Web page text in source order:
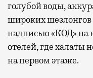
голубой воды,
широких шезлонгов
надписью «КОД» на
отелей, где халаты
на первом этаже.